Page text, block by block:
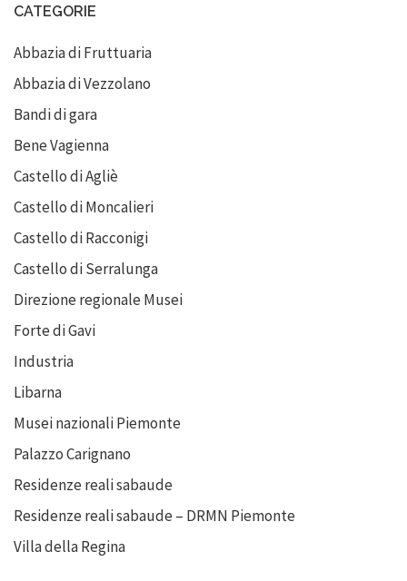
CATEGORIE
Abbazia di Fruttuaria
Abbazia di Vezzolano
Bandi di gara
Bene Vagienna
Castello di Agliè
Castello di Moncalieri
Castello di Racconigi
Castello di Serralunga
Direzione regionale Musei
Forte di Gavi
Industria
Libarna
Musei nazionali Piemonte
Palazzo Carignano
Residenze reali sabaude
Residenze reali sabaude – DRMN Piemonte
Villa della Regina